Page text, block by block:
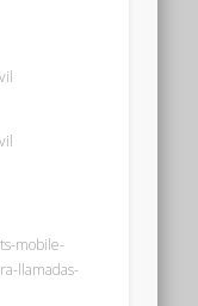
mobile-
llamadas-